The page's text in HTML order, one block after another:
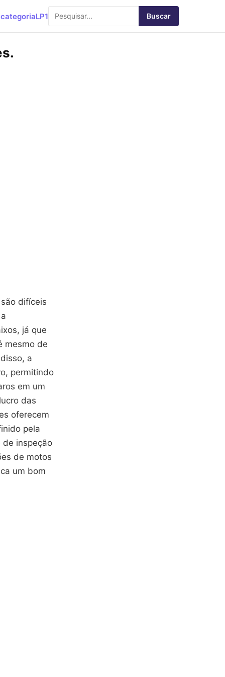
LP1 Buscar
difíceis
já que
mesmo de
a
permitindo
em um
das
oferecem
pela
inspeção
de motos
um bom